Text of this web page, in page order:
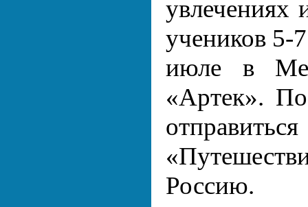
увлечениях
учеников 5-
июле в
«Артек».
Россию.